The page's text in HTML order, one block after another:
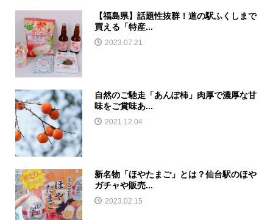
【福島県】話題性抜群！道の駅ふくしまで
買える「特産...
2023.07.21
自然のご馳走「あんぽ柿」肉厚で濃厚な甘
味をご賞味あ...
2021.12.04
新名物「ほやたまご」とは？仙台駅のほや
ガチャや販売...
2023.02.15